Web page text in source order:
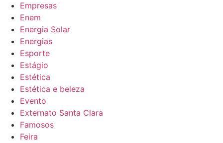
Empresas
Enem
Energia Solar
Energias
Esporte
Estágio
Estética
Estética e beleza
Evento
Externato Santa Clara
Famosos
Feira